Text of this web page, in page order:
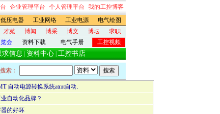
企业管理平台 个人管理平台
我的工控博客
低压电器 工业网络 工业电源
电气绘图
才苑 博闻 博采 博文 博坛
求职
会 资料下载 电气手册 工控视频
求信息 资料中心 工控书店
索：
自动电源转换系统atmt自动.
自动化品牌？
的好坏